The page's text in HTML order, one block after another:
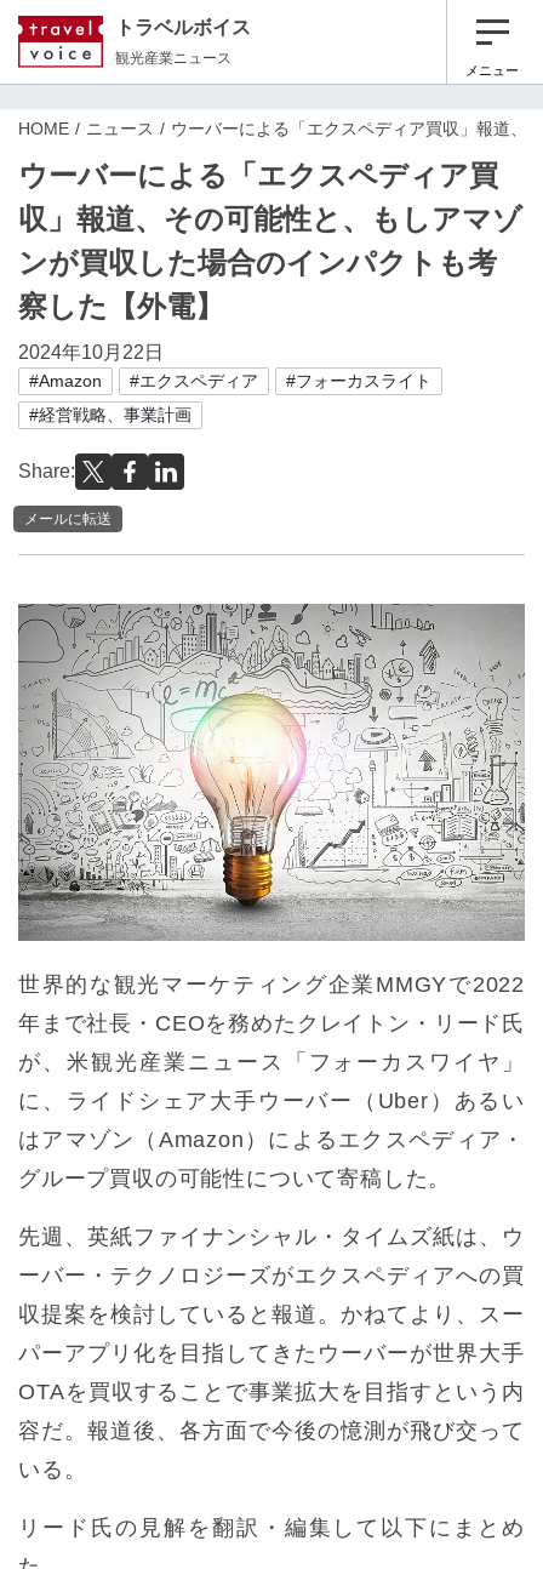
トラベルボイス
観光産業ニュース
メニュー
HOME ニュース ウーバーによる「エクスペディア買収」報道、
ウーバーによる「エクスペディア買
収」報道、その可能性と、もしアマゾ
ンが買収した場合のインパクトも考
察した【外電】
2024年10月22日
#Amazon #エクスペディア
#フォーカスライト
#経営戦略、事業計画
Share:
メールに転送
世界的な観光マーケティング企業MMGYで2022
年まで社長・CEOを務めたクレイトン・リード氏
が、米観光産業ニュース「フォーカスワイヤ」
に、ライドシェア大手ウーバー（Uber）あるい
はアマゾン（Amazon）によるエクスペディア・
グループ買収の可能性について寄稿した。
先週、英紙ファイナンシャル・タイムズ紙は、ウ
ーバー・テクノロジーズがエクスペディアへの買
収提案を検討していると報道。かねてより、スー
パーアプリ化を目指してきたウーバーが世界大手
OTAを買収することで事業拡大を目指すという内
容だ。報道後、各方面で今後の憶測が飛び交って
いる。
リード氏の見解を翻訳・編集して以下にまとめ